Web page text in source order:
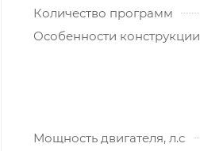
Количество программ
Особенности конструкции
Мощность двигателя, л.с